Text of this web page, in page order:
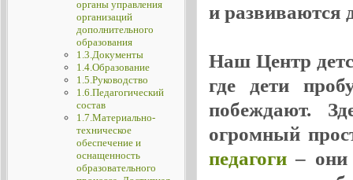
органы управления
организаций
дополнительного
образования
1.3.Документы
1.4.Образование
1.5.Руководство
1.6.Педагогический
состав
1.7.Материально-
техническое
обеспечение и
оснащенность
образовательного
и развиваются
Наш Центр
где дети
побеждают.
огромный
педагоги– они